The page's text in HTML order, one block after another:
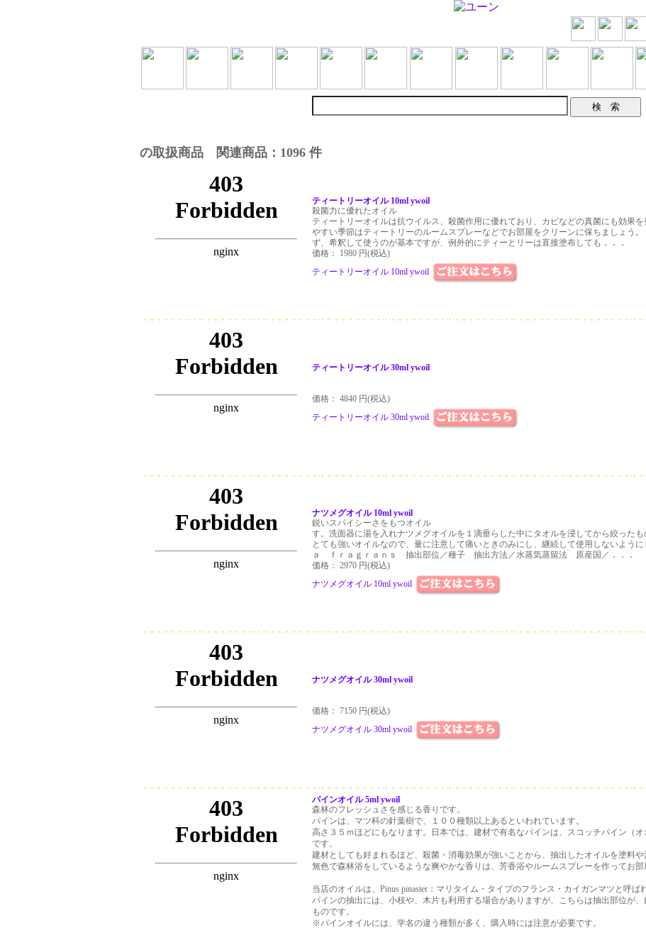
の取扱商品 関連商品：1096 件
ティートリーオイル 10ml ywoil
殺菌力に優れたオイル
ティートリーオイルは抗ウイルス、殺菌作用に優れており、カビなどの真菌にも効果
やすい季節はティートリーのルームスプレーなどでお部屋をクリーンに保ちましょう
ず、希釈して使うのが基本ですが、例外的にティーとリーは直接塗布しても ．．．
価格： 1980 円(税込)
ティートリーオイル 10ml ywoil
ティートリーオイル 30ml ywoil
価格： 4840 円(税込)
ティートリーオイル 30ml ywoil
ナツメグオイル 10ml ywoil
鋭いスパイシーさをもつオイル
す。洗面器に湯を入れナツメグオイルを１滴垂らした中にタオルを浸してから絞った
とても強いオイルなので、量に注意して痛いときのみにし、継続して使用しないよう
ａ ｆｒａｇｒａｎｓ 抽出部位／種子 抽出方法／水蒸気蒸留法 原産国／ ．．．
価格： 2970 円(税込)
ナツメグオイル 10ml ywoil
ナツメグオイル 30ml ywoil
価格： 7150 円(税込)
ナツメグオイル 30ml ywoil
パインオイル 5ml ywoil
森林のフレッシュさを感じる香りです。
パインは、マツ科の針葉樹で、１００種類以上あるといわれています。
高さ３５ｍほどにもなります。日本では、建材で有名なパインは、スコッチパイン（
です。
建材としても好まれるほど、殺菌・消毒効果が強いことから、抽出したオイルを塗料や
無色で森林浴をしているような爽やかな香りは、芳香浴やルームスプレーを作ってお部
当店のオイルは、Pinus pinaster：マリタイム・タイプのフランス・カイガンマツと呼ば
パインの抽出には、小枝や、木片も利用する場合がありますが、こちらは抽出部位が
ものです。
※パインオイルには、学名の違う種類が多く、購入時には注意が必要です。